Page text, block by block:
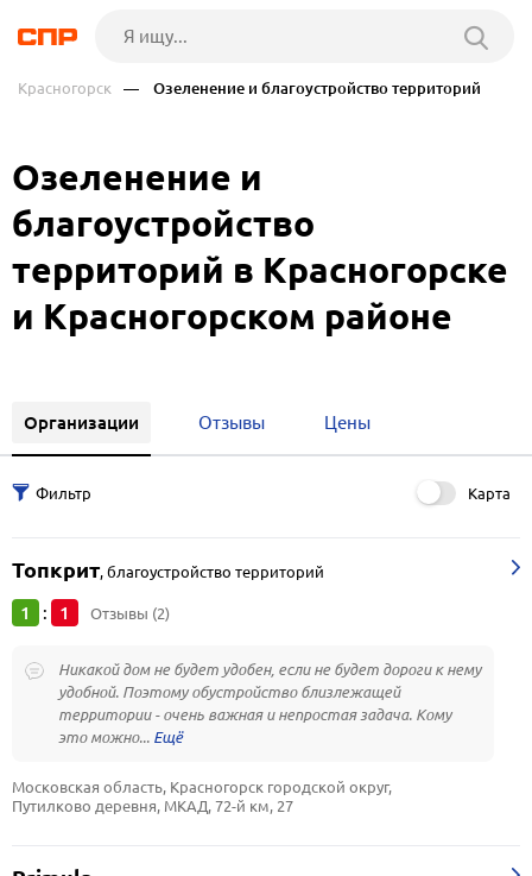
Красногорск — Озеленение и благоустройство территорий
Озеленение и
благоустройство
территорий в Красногорске
и Красногорском районе
Организации Отзывы Цены
Карта
Топкрит,благоустройство территорий
1 : 1 Отзывы (2)
Никакой дом не будет удобен, если не будет дороги к нему
удобной. Поэтому обустройство близлежащей
территории - очень важная и непростая задача. Кому
это можно...
Московская область, Красногорск городской округ,
Путилково деревня, МКАД, 72-й км, 27